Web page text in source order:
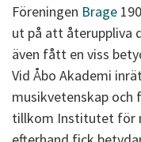
Föreningen Brage
ut på att återuppliva
även fått en viss
Vid Åbo Akademi
musikvetenskap
tillkom Institutet för